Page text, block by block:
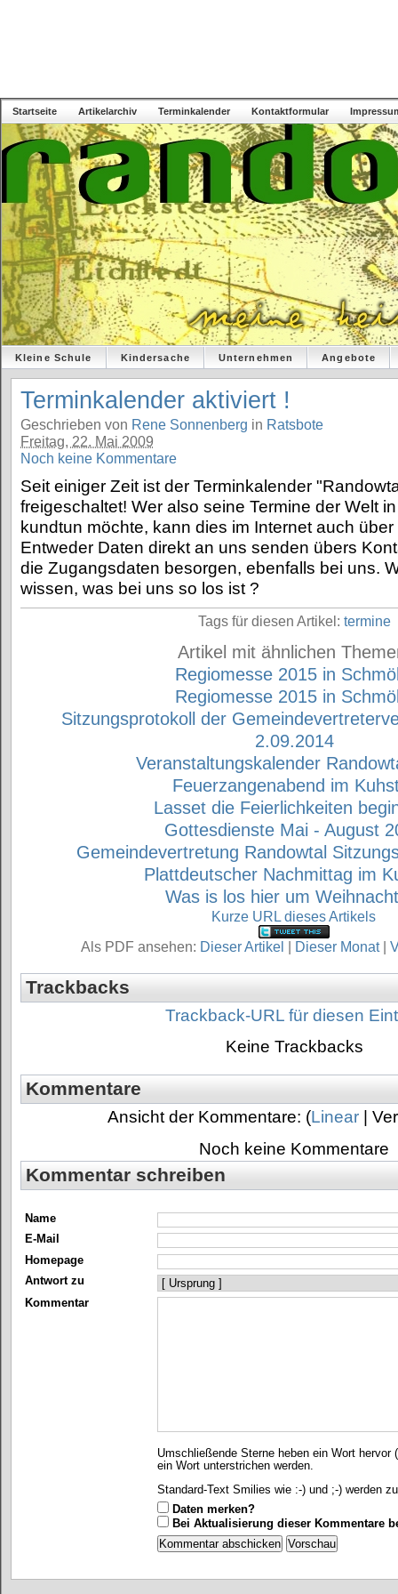
Startseite Artikelarchiv Terminkalender Kontaktformular
Kleine Schule Kindersache Unternehmen Angebote
Terminkalender aktiviert !
Geschrieben von Rene Sonnenberg in Ratsbote
Freitag, 22. Mai 2009
Noch keine Kommentare
Seit einiger Zeit ist der Terminkalender
freigeschaltet! Wer also seine Termine der Welt
kundtun möchte, kann dies im Internet auch
Entweder Daten direkt an uns senden übers
die Zugangsdaten besorgen, ebenfalls bei uns.
wissen, was bei uns so los ist ?
Tags für diesen Artikel: termine
Artikel mit ähnlichen
Regiomesse 2015 in
Regiomesse 2015 in
Sitzungsprotokoll der
2.09.2014
Veranstaltungskalender
Feuerzangenabend im
Lasset die Feierlichkeiten
Gottesdienste Mai - August
Gemeindevertretung Randowtal
Plattdeutscher Nachmittag im
Was is los hier um
Kurze URL dieses Artikels
Als PDF ansehen: Dieser Artikel | Dieser Monat|
Trackbacks
Trackback-URL für diesen
Keine Trackbacks
Kommentare
Ansicht der Kommentare: (Linear|
Noch keine Kommentare
Kommentar schreiben
Name
E-Mail
Homepage
Antwort zu
Kommentar
Umschließende Sterne heben ein Wort hervor
ein Wort unterstrichen werden.
Standard-Text Smilies wie :-) und ;-) werden
Daten merken?
Bei Aktualisierung dieser Kommentare